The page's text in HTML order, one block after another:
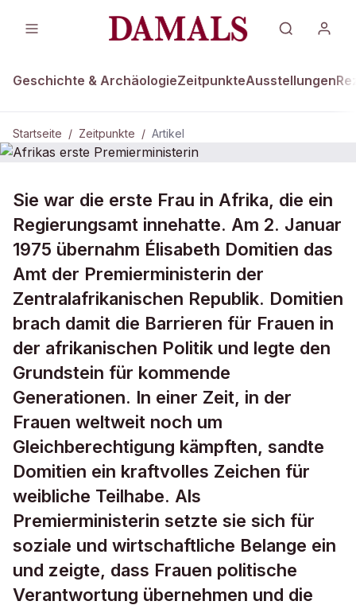
Geschichte & ArchäologieZeitpunkteAusstellungen
Startseite / Zeitpunkte / Artikel
Afrikas erste Premierministerin
Sie war die erste Frau in Afrika, die ein
Regierungsamt innehatte. Am 2. Januar
1975 übernahm Élisabeth Domitien das
Amt der Premierministerin der
Zentralafrikanischen Republik. Domitien
brach damit die Barrieren für Frauen in
der afrikanischen Politik und legte den
Grundstein für kommende
Generationen. In einer Zeit, in der
Frauen weltweit noch um
Gleichberechtigung kämpften, sandte
Domitien ein kraftvolles Zeichen für
weibliche Teilhabe. Als
Premierministerin setzte sie sich für
soziale und wirtschaftliche Belange ein
und zeigte, dass Frauen politische
Verantwortung übernehmen und die